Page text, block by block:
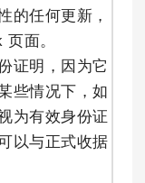
的任何更新，
面。
证明，因为它
些情况下，如
为有效身份证
以与正式收据